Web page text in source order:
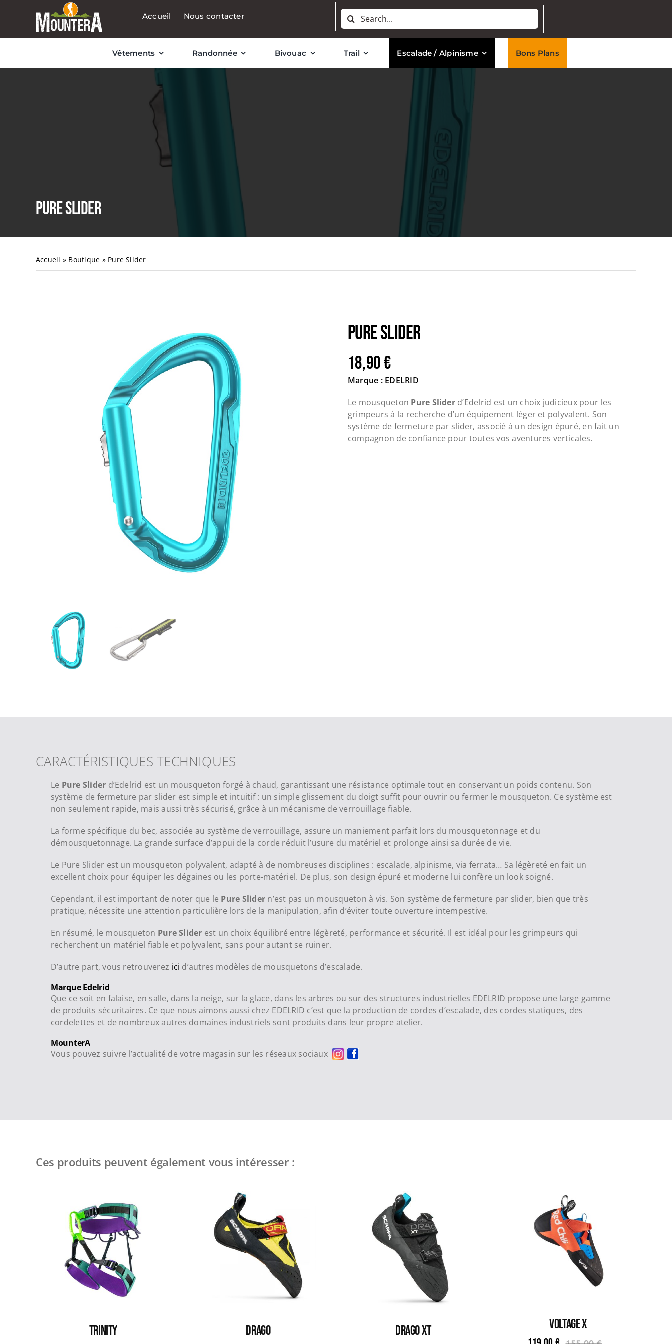
Accueil Nous contacter Rechercher:
Vêtements Randonnée Bivouac Trail Escalade / Alpinisme Bons Plans
Pure Slider
Accueil » Boutique » Pure Slider
Pure Slider
18,90€
Marque : EDELRID
Le mousqueton Pure Sliderd’Edelrid est un choix judicieux pour les
grimpeurs à la recherche d’un équipement léger et polyvalent. Son
système de fermeture par slider, associé à un design épuré, en fait un
compagnon de confiance pour toutes vos aventures verticales.
CARACTÉRISTIQUES TECHNIQUES
Le Pure Slider d’Edelrid est un mousqueton forgé à chaud, garantissant une résistance optimale tout en conservant un poids contenu. Son
système de fermeture par slider est simple et intuitif : un simple glissement du doigt suffit pour ouvrir ou fermer le mousqueton. Ce système est
non seulement rapide, mais aussi très sécurisé, grâce à un mécanisme de verrouillage fiable.
La forme spécifique du bec, associée au système de verrouillage, assure un maniement parfait lors du mousquetonnage et du
démousquetonnage. La grande surface d’appui de la corde réduit l’usure du matériel et prolonge ainsi sa durée de vie.
Le Pure Slider est un mousqueton polyvalent, adapté à de nombreuses disciplines : escalade, alpinisme, via ferrata… Sa légèreté en fait un
excellent choix pour équiper les dégaines ou les porte-matériel. De plus, son design épuré et moderne lui confère un look soigné.
Cependant, il est important de noter que le Pure Slider n’est pas un mousqueton à vis. Son système de fermeture par slider, bien que très
pratique, nécessite une attention particulière lors de la manipulation, afin d’éviter toute ouverture intempestive.
En résumé, le mousqueton Pure Slider est un choix équilibré entre légèreté, performance et sécurité. Il est idéal pour les grimpeurs qui
recherchent un matériel fiable et polyvalent, sans pour autant se ruiner.
D’autre part, vous retrouverez ici d’autres modèles de mousquetons d’escalade.
Marque Edelrid
Que ce soit en falaise, en salle, dans la neige, sur la glace, dans les arbres ou sur des structures industrielles EDELRID propose une large gamme
de produits sécuritaires. Ce que nous aimons aussi chez EDELRID c’est que la production de cordes d’escalade, des cordes statiques, des
cordelettes et de nombreux autres domaines industriels sont produits dans leur propre atelier.
MounterA
Vous pouvez suivre l’actualité de votre magasin sur les réseaux sociaux
Ces produits peuvent également vous intéresser :
TRINITY DRAGO DRAGO XT VOLTAGE X